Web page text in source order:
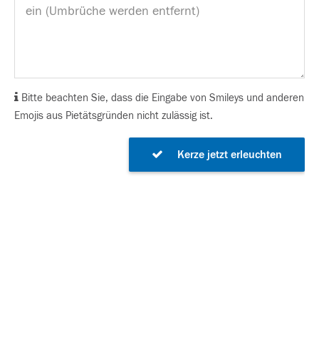
Bitte beachten Sie, dass die Eingabe von Smileys und anderen
Emojis aus Pietätsgründen nicht zulässig ist.
Kerze jetzt erleuchten